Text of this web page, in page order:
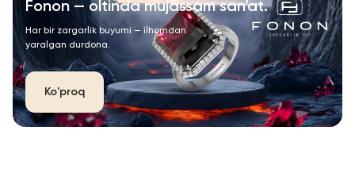
Fonon — oltinda mujassam san’at.
Har bir zargarlik buyumi — ilhomdan
yaralgan durdona.
Ko'proq